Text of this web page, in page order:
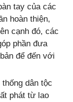
tay của các
hoàn thiện,
cạnh đó, các
phần đưa
để đến với
dân tộc
phát từ lao